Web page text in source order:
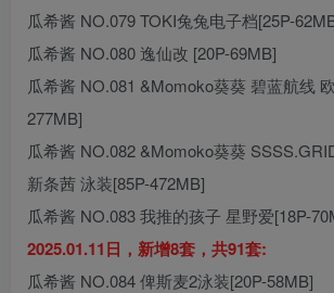
瓜希酱 NO.079 TOKI兔兔电子档[25P-
瓜希酱 NO.080 逸仙改 [20P-69MB]
瓜希酱 NO.081 &Momoko葵葵 碧蓝航线
277MB]
瓜希酱 NO.082 &Momoko葵葵
新条茜 泳装[85P-472MB]
瓜希酱 NO.083 我推的孩子 星野爱[18P-
2025.01.11日，新增8套，共91套:
瓜希酱 NO.084 俾斯麦2泳装[20P-58MB]